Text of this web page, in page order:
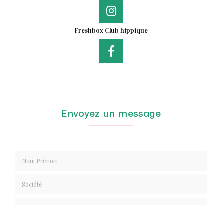
Freshbox Club hippique
Envoyez un message
Nom Prénom
Société